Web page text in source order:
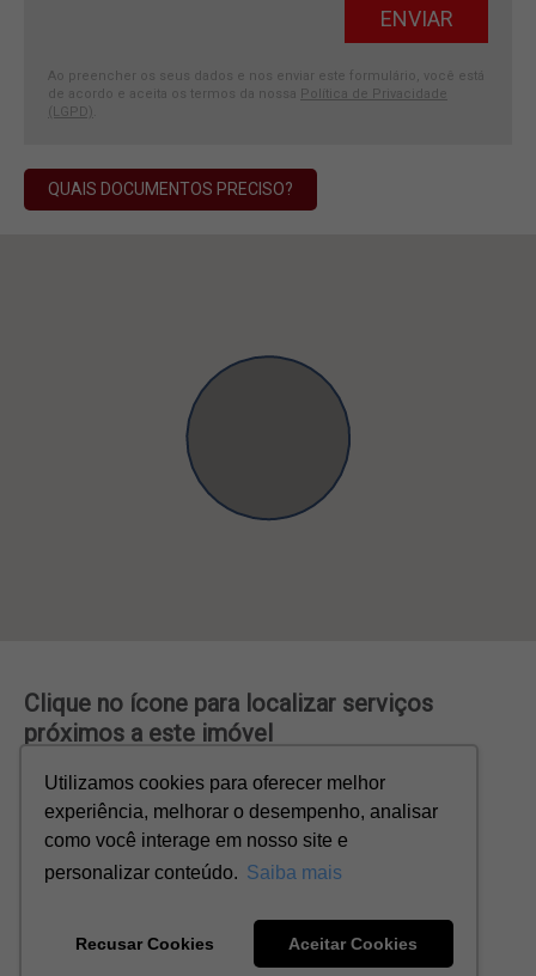
Ao preencher os seus dados e nos enviar este formulário, você está
de acordo e aceita os termos da nossa Política de Privacidade
(LGPD)
QUAIS DOCUMENTOS PRECISO?